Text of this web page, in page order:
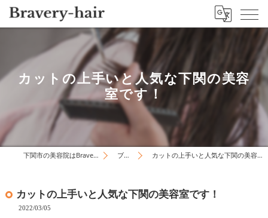
カットの上手いと人気な下関の美容
室です！
下関市の美容院はBravery-hair ブログ カットの上手いと人気な下関の美容室です！
カットの上手いと人気な下関の美容室です！
2022/03/05